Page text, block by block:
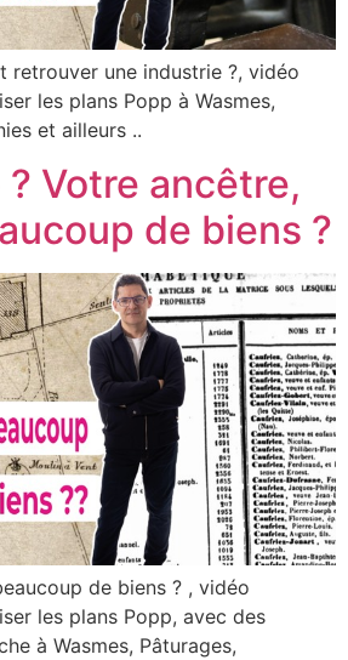
retrouver une industrie ?, vidéo
les plans Popp à Wasmes,
et ailleurs ..
? Votre ancêtre,
de biens ?
de biens ? , vidéo
les plans Popp, avec des
à Wasmes, Pâturages,